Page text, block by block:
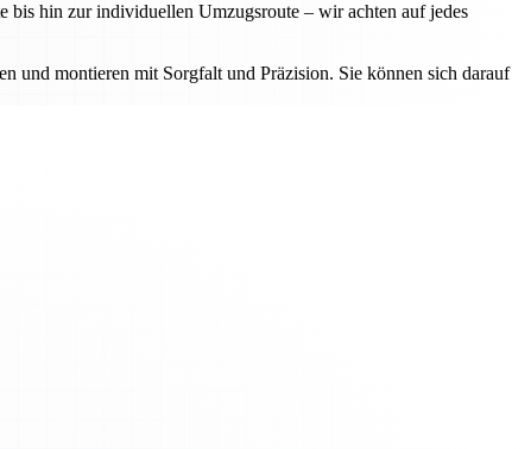
bis hin zur individuellen Umzugsroute – wir achten auf jedes
und montieren mit Sorgfalt und Präzision. Sie können sich darauf